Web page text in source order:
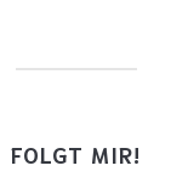
FOLGT MIR!